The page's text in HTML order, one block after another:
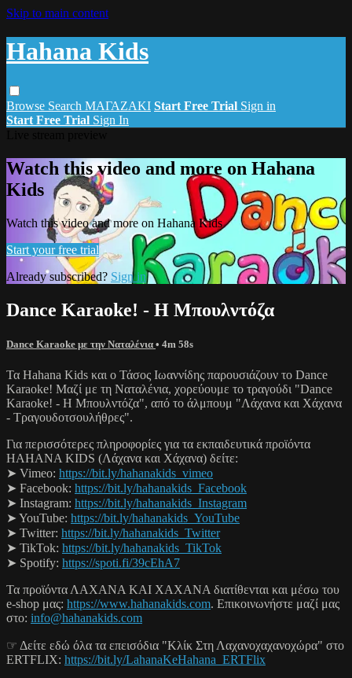
Skip to main content
Hahana Kids
Browse Search ΜΑΓΑΖΑΚΙ Start Free Trial Sign in
Start Free Trial Sign In
Watch this video and more on Hahana
Kids
Watch this video and more on Hahana Kids
Start your free trial
Already subscribed? Sign in
Dance Karaoke! - Η Μπουλντόζα
Dance Karaoke με την Ναταλένια • 4m 58s
Τα Hahana Kids και ο Τάσος Ιωαννίδης παρουσιάζουν το Dance
Karaoke! Μαζί με τη Ναταλένια, χορεύουμε το τραγούδι "Dance
Karaoke! - Η Μπουλντόζα", από το άλμπουμ "Λάχανα και Χάχανα
- Τραγουδοτσουλήθρες".
Για περισσότερες πληροφορίες για τα εκπαιδευτικά προϊόντα
HAHANA KIDS (Λάχανα και Χάχανα) δείτε:
➤ Vimeo: https://bit.ly/hahanakids_vimeo
➤ Facebook: https://bit.ly/hahanakids_Facebook
➤ Instagram: https://bit.ly/hahanakids_Instagram
➤ YouTube: https://bit.ly/hahanakids_YouTube
➤ Twitter: https://bit.ly/hahanakids_Twitter
➤ TikTok: https://bit.ly/hahanakids_TikTok
➤ Spotify: https://spoti.fi/39cEhA7
Τα προϊόντα ΛΑΧΑΝΑ KAI ΧΑΧΑΝΑ διατίθενται και μέσω του
e-shop μας: https://www.hahanakids.com. Επικοινωνήστε μαζί μας
στο: info@hahanakids.com
☞ Δείτε εδώ όλα τα επεισόδια "Κλίκ Στη Λαχανοχαχανοχώρα" στο
ERTFLIX: https://bit.ly/LahanaKeHahana_ERTFlix